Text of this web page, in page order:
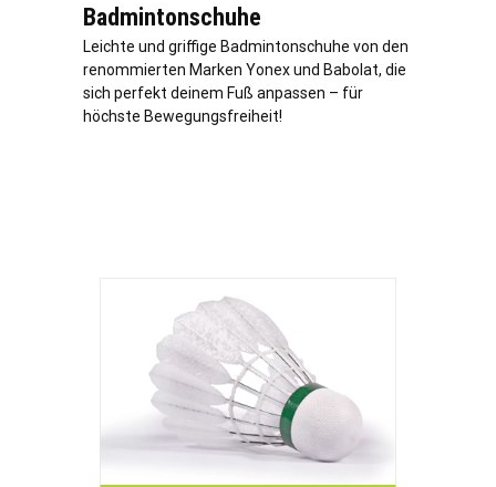
Badmintonschuhe
Leichte und griffige Badmintonschuhe von den
renommierten Marken Yonex und Babolat, die
sich perfekt deinem Fuß anpassen – für
höchste Bewegungsfreiheit!